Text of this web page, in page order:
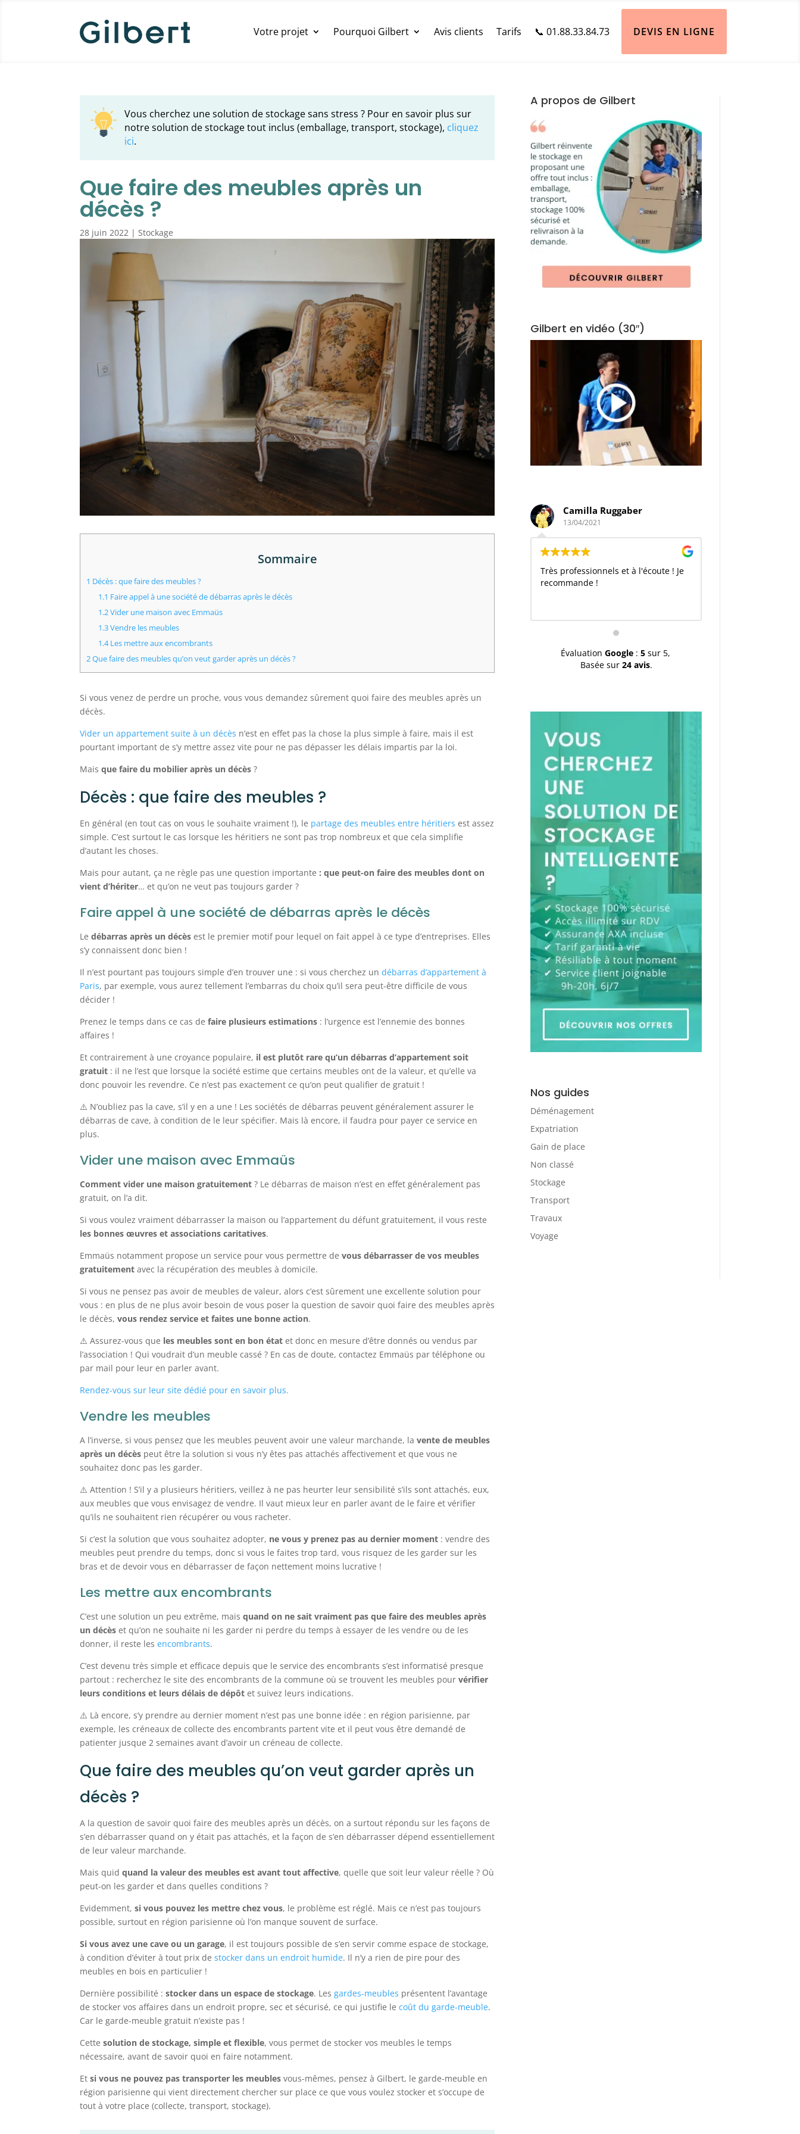
Votre projet Pourquoi Gilbert Avis clients Tarifs 📞 01.88.33.84.73 DEVIS EN LIGNE
Vous cherchez une solution de stockage sans stress ? Pour en savoir plus sur
notre solution de stockage tout inclus (emballage, transport, stockage), cliquez
ici.
Que faire des meubles après un
décès ?
28 juin 2022 |Stockage
Sommaire
1 Décès : que faire des meubles ?
1.1 Faire appel à une société de débarras après le décès
1.2Vider une maison avec Emmaüs
1.3Vendre les meubles
1.4Les mettre aux encombrants
2Que faire des meubles qu’on veut garder après un décès ?
Si vous venez de perdre un proche, vous vous demandez sûrement quoi faire des meubles après un
décès.
Vider un appartement suite à un décès n’est en effet pas la chose la plus simple à faire, mais il est
pourtant important de s’y mettre assez vite pour ne pas dépasser les délais impartis par la loi.
Maisque faire du mobilier après un décès ?
Décès : que faire des meubles ?
En général (en tout cas on vous le souhaite vraiment !), le partage des meubles entre héritiers est assez
simple. C’est surtout le cas lorsque les héritiers ne sont pas trop nombreux et que cela simplifie
d’autant les choses.
Mais pour autant, ça ne règle pas une question importante : que peut-on faire des meubles dont on
vient d’hériter… et qu’on ne veut pas toujours garder ?
Faire appel à une société de débarras après le décès
Ledébarras après un décès est le premier motif pour lequel on fait appel à ce type d’entreprises. Elles
s’y connaissent donc bien !
Il n’est pourtant pas toujours simple d’en trouver une : si vous cherchez undébarras d’appartement à
Paris, par exemple, vous aurez tellement l’embarras du choix qu’il sera peut-être difficile de vous
décider !
Prenez le temps dans ce cas defaire plusieurs estimations : l’urgence est l’ennemie des bonnes
affaires !
Et contrairement à une croyance populaire, il est plutôt rare qu’un débarras d’appartement soit
gratuit : il ne l’est que lorsque la société estime que certains meubles ont de la valeur, et qu’elle va
donc pouvoir les revendre. Ce n’est pas exactement ce qu’on peut qualifier de gratuit !
⚠️ N’oubliez pas la cave, s’il y en a une ! Les sociétés de débarras peuvent généralement assurer le
débarras de cave, à condition de le leur spécifier. Mais là encore, il faudra pour payer ce service en
plus.
Vider une maison avec Emmaüs
Comment vider une maison gratuitement? Le débarras de maison n’est en effet généralement pas
gratuit, on l’a dit.
Si vous voulez vraiment débarrasser la maison ou l’appartement du défunt gratuitement, il vous reste
les bonnes œuvres et associations caritatives.
Emmaüs notamment propose un service pour vous permettre devous débarrasser de vos meubles
gratuitement avec la récupération des meubles à domicile.
Si vous ne pensez pas avoir de meubles de valeur, alors c’est sûrement une excellente solution pour
vous : en plus de ne plus avoir besoin de vous poser la question de savoir quoi faire des meubles après
le décès,vous rendez service et faites une bonne action.
⚠️ Assurez-vous que les meubles sont en bon état et donc en mesure d’être donnés ou vendus par
l’association ! Qui voudrait d’un meuble cassé ? En cas de doute, contactez Emmaüs par téléphone ou
par mail pour leur en parler avant.
Rendez-vous sur leur site dédié pour en savoir plus.
Vendre les meubles
A l’inverse, si vous pensez que les meubles peuvent avoir une valeur marchande, lavente de meubles
après un décès peut être la solution si vous n’y êtes pas attachés affectivement et que vous ne
souhaitez donc pas les garder.
⚠️ Attention ! S’il y a plusieurs héritiers, veillez à ne pas heurter leur sensibilité s’ils sont attachés, eux,
aux meubles que vous envisagez de vendre. Il vaut mieux leur en parler avant de le faire et vérifier
qu’ils ne souhaitent rien récupérer ou vous racheter.
Si c’est la solution que vous souhaitez adopter, ne vous y prenez pas au dernier moment : vendre des
meubles peut prendre du temps, donc si vous le faites trop tard, vous risquez de les garder sur les
bras et de devoir vous en débarrasser de façon nettement moins lucrative !
Les mettre aux encombrants
C’est une solution un peu extrême, maisquand on ne sait vraiment pas que faire des meubles après
un décès et qu’on ne souhaite ni les garder ni perdre du temps à essayer de les vendre ou de les
donner, il reste lesencombrants.
C’est devenu très simple et efficace depuis que le service des encombrants s’est informatisé presque
partout : recherchez le site des encombrants de la commune où se trouvent les meubles pourvérifier
leurs conditions et leurs délais de dépôt et suivez leurs indications.
⚠️ Là encore, s’y prendre au dernier moment n’est pas une bonne idée : en région parisienne, par
exemple, les créneaux de collecte des encombrants partent vite et il peut vous être demandé de
patienter jusque 2 semaines avant d’avoir un créneau de collecte.
Que faire des meubles qu’on veut garder après un
décès ?
A la question de savoir quoi faire des meubles après un décès, on a surtout répondu sur les façons de
s’en débarrasser quand on y était pas attachés, et la façon de s’en débarrasser dépend essentiellement
de leur valeur marchande.
Mais quidquand la valeur des meubles est avant tout affective, quelle que soit leur valeur réelle ? Où
peut-on les garder et dans quelles conditions ?
Evidemment,si vous pouvez les mettre chez vous, le problème est réglé. Mais ce n’est pas toujours
possible, surtout en région parisienne où l’on manque souvent de surface.
Si vous avez une cave ou un garage, il est toujours possible de s’en servir comme espace de stockage,
à condition d’éviter à tout prix destocker dans un endroit humide. Il n’y a rien de pire pour des
meubles en bois en particulier !
Dernière possibilité :stocker dans un espace de stockage. Lesgardes-meubles présentent l’avantage
de stocker vos affaires dans un endroit propre, sec et sécurisé, ce qui justifie lecoût du garde-meuble.
Car le garde-meuble gratuit n’existe pas !
Cettesolution de stockage, simple et flexible, vous permet de stocker vos meubles le temps
nécessaire, avant de savoir quoi en faire notamment.
Etsi vous ne pouvez pas transporter les meubles vous-mêmes, pensez à Gilbert, le garde-meuble en
région parisienne qui vient directement chercher sur place ce que vous voulez stocker et s’occupe de
tout à votre place (collecte, transport, stockage).
A propos de Gilbert
Gilbert en vidéo (30″)
Camilla Ruggaber
13/04/2021
Très professionnels et à l'écoute ! Je
recommande !
Évaluation Google: 5sur 5,
Basée sur24 avis.
Nos guides
Déménagement
Expatriation
Gain de place
Non classé
Stockage
Transport
Travaux
Voyage